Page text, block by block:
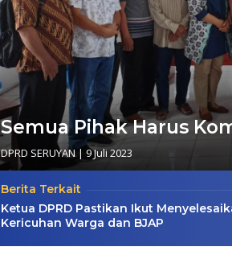
Semua Pihak Harus
DPRD SERUYAN| 9 Juli 2023
Berita Terkait
Ketua DPRD Pastikan Ikut
Kericuhan Warga dan BJAP